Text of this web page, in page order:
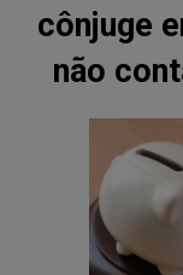
cônjuge
não